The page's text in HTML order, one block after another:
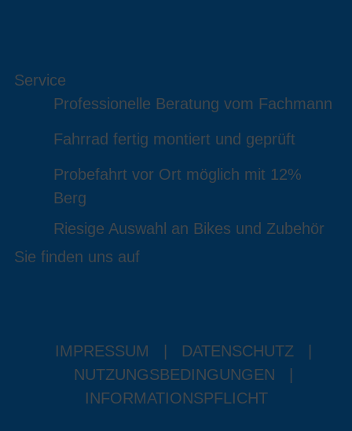
Service
Professionelle Beratung vom Fachmann
Fahrrad fertig montiert und geprüft
Probefahrt vor Ort möglich mit 12%
Berg
Riesige Auswahl an Bikes und Zubehör
Sie finden uns auf
IMPRESSUM DATENSCHUTZ
NUTZUNGSBEDINGUNGEN
INFORMATIONSPFLICHT